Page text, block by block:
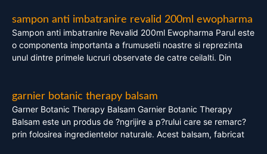
sampon anti imbatranire revalid 200ml ewopharma
Sampon anti imbatranire Revalid 200ml Ewopharma Parul este
o componenta importanta a frumusetii noastre si reprezinta
unul dintre primele lucruri observate de catre ceilalti. Din
garnier botanic therapy balsam
Garner Botanic Therapy Balsam Garnier Botanic Therapy
Balsam este un produs de ?ngrijire a p?rului care se remarc?
prin folosirea ingredientelor naturale. Acest balsam, fabricat